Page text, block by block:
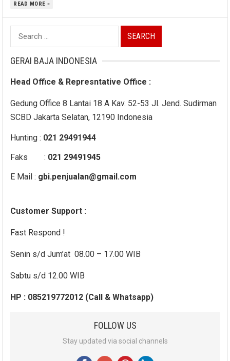
READ MORE »
Search
for:
GERAI BAJA INDONESIA
Head Office & Represntative Office :
Gedung Office 8 Lantai 18 A Kav. 52-53 Jl. Jend. Sudirman
SCBD Jakarta Selatan, 12190 Indonesia
Hunting : 021 29491944
Faks : 021 29491945
E Mail : gbi.penjualan@gmail.com
Customer Support :
Fast Respond !
Senin s/d Jum’at 08.00 – 17.00 WIB
Sabtu s/d 12.00 WIB
HP : 085219772012 (Call & Whatsapp)
FOLLOW US
Stay updated via social channels